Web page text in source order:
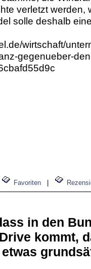
verletzt werden,
solle deshalb
wirtschaft/
gegenueber-
Favoriten
in den
kommt,